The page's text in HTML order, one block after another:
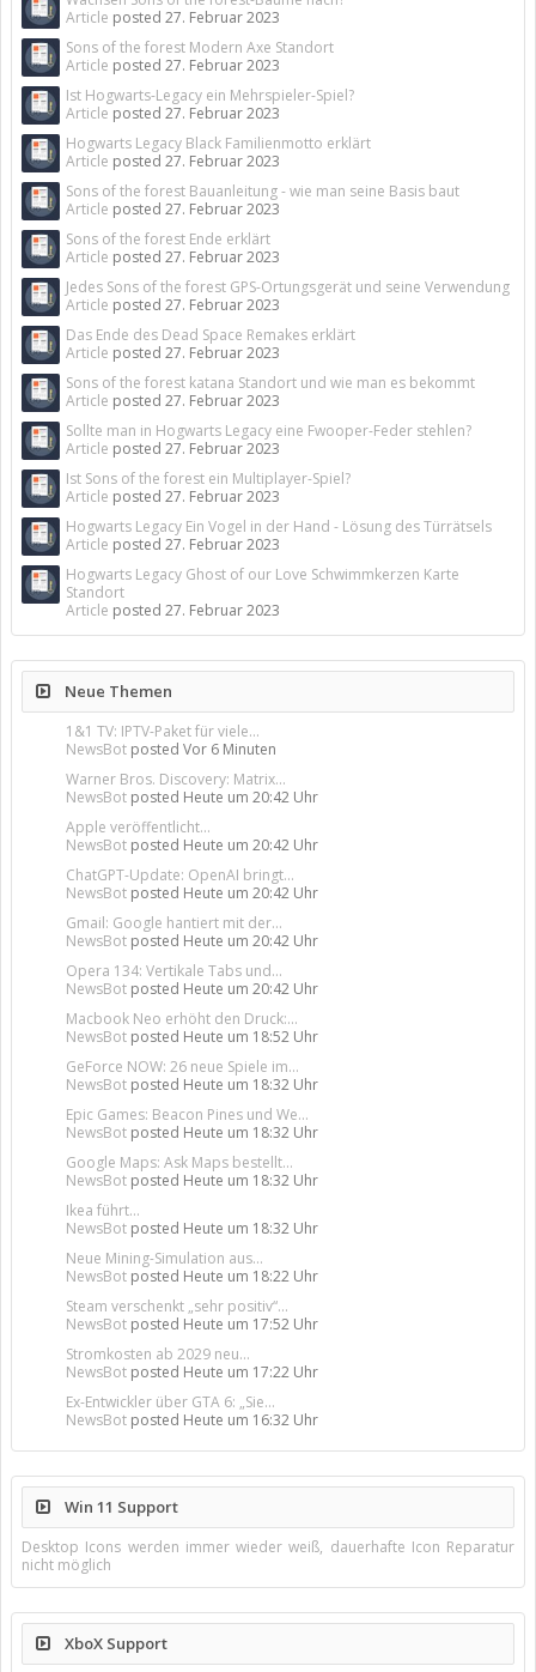
Article posted 27. Februar 2023
Sons of the forest Modern Axe Standort
Article posted 27. Februar 2023
Ist Hogwarts-Legacy ein Mehrspieler-Spiel?
Article posted 27. Februar 2023
Hogwarts Legacy Black Familienmotto erklärt
Article posted 27. Februar 2023
Sons of the forest Bauanleitung - wie man seine Basis baut
Article posted 27. Februar 2023
Sons of the forest Ende erklärt
Article posted 27. Februar 2023
Jedes Sons of the forest GPS-Ortungsgerät und seine Verwendung
Article posted 27. Februar 2023
Das Ende des Dead Space Remakes erklärt
Article posted 27. Februar 2023
Sons of the forest katana Standort und wie man es bekommt
Article posted 27. Februar 2023
Sollte man in Hogwarts Legacy eine Fwooper-Feder stehlen?
Article posted 27. Februar 2023
Ist Sons of the forest ein Multiplayer-Spiel?
Article posted 27. Februar 2023
Hogwarts Legacy Ein Vogel in der Hand - Lösung des Türrätsels
Article posted 27. Februar 2023
Hogwarts Legacy Ghost of our Love Schwimmkerzen Karte
Standort
Article posted 27. Februar 2023
Neue Themen
1&1 TV: IPTV-Paket für viele...
NewsBot posted Vor 6 Minuten
Warner Bros. Discovery: Matrix...
NewsBot posted Heute um 20:42 Uhr
Apple veröffentlicht...
NewsBot posted Heute um 20:42 Uhr
ChatGPT-Update: OpenAI bringt...
NewsBot posted Heute um 20:42 Uhr
Gmail: Google hantiert mit der...
NewsBot posted Heute um 20:42 Uhr
Opera 134: Vertikale Tabs und...
NewsBot posted Heute um 20:42 Uhr
Macbook Neo erhöht den Druck:...
NewsBot posted Heute um 18:52 Uhr
GeForce NOW: 26 neue Spiele im...
NewsBot posted Heute um 18:32 Uhr
Epic Games: Beacon Pines und We...
NewsBot posted Heute um 18:32 Uhr
Google Maps: Ask Maps bestellt...
NewsBot posted Heute um 18:32 Uhr
Ikea führt...
NewsBot posted Heute um 18:32 Uhr
Neue Mining-Simulation aus...
NewsBot posted Heute um 18:22 Uhr
Steam verschenkt „sehr positiv“...
NewsBot posted Heute um 17:52 Uhr
Stromkosten ab 2029 neu...
NewsBot posted Heute um 17:22 Uhr
Ex-Entwickler über GTA 6: „Sie...
NewsBot posted Heute um 16:32 Uhr
Win 11 Support
Desktop Icons werden immer wieder weiß, dauerhafte Icon Reparatur
nicht möglich
XboX Support